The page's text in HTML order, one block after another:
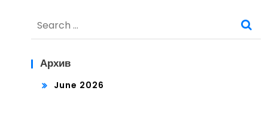
Search
for:
Архив
June 2026